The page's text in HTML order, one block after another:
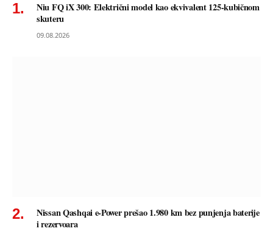
Niu FQ iX 300: Električni model kao ekvivalent 125-kubičnom
skuteru
09.08.2026
Nissan Qashqai e-Power prešao 1.980 km bez punjenja baterije
i rezervoara